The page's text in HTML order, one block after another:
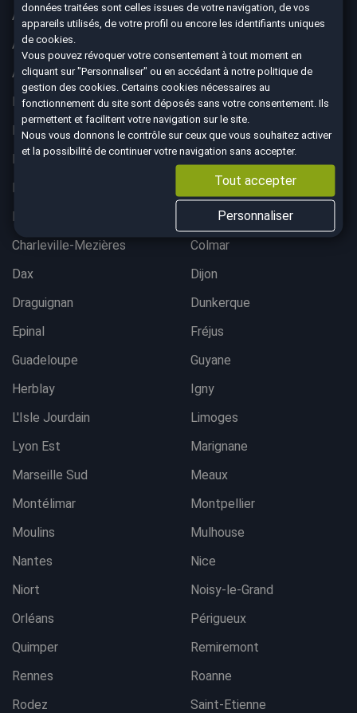
Aix-en-Provence
Ajaccio
Albertville
Angoulême
Aurillac
Belfort
Bergerac
Besançon
Bordeaux lac
Bordeaux Mérignac
Bougival
Bourgoin-Jallieu
Brest
Brive-La-Gaillarde
Chalon-sur-Saône
Charleville-Mezières
Colmar
Dax
Dijon
Draguignan
Dunkerque
Epinal
Fréjus
Guadeloupe
Guyane
Herblay
Igny
L'Isle Jourdain
Limoges
Lyon Est
Marignane
Marseille Sud
Meaux
Montélimar
Montpellier
Moulins
Mulhouse
Nantes
Nice
Niort
Noisy-le-Grand
Orléans
Périgueux
Quimper
Remiremont
Rennes
Roanne
Rodez
Saint-Etienne
données traitées sont celles issues de votre navigation, de vos
appareils utilisés, de votre profil ou encore les identifiants uniques
de cookies.
Vous pouvez révoquer votre consentement à tout moment en
cliquant sur "Personnaliser" ou en accédant à notrepolitique de
gestion des cookies . Certains cookies nécessaires au
fonctionnement du site sont déposés sans votre consentement. Ils
permettent et facilitent votre navigation sur le site.
Nous vous donnons le contrôle sur ceux que vous souhaitez activer
et la possibilité de continuer votre navigation sans accepter.
Tout accepter
Personnaliser